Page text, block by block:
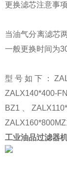
更换滤芯注意事项
当油气分离滤芯
一般更换时间为
型号如下：
ZALX140*400-
BZ1
工业油品过滤器